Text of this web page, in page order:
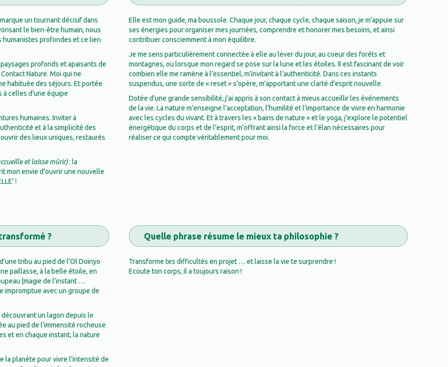
un tournant décisif dans
le bien-être humain, nous
humanistes profondes et ce lien
profonds et apaisants de
Nature. Moi qui ne
habituée des séjours. Et portée
celles d’une équipe
humaines. Inviter à
et à la simplicité des
des lieux uniques, restaurés
et laisse mûrir): la
mon envie d’ouvrir une nouvelle
!
Elle est mon guide, ma boussole. Chaque jour, chaque cycle, chaque saison, je m’appuie sur
ses énergies pour organiser mes journées, comprendre et honorer mes besoins, et ainsi
contribuer consciemment à mon équilibre.
Je me sens particulièrement connectée à elle au lever du jour, au coeur des forêts et
montagnes, ou lorsque mon regard se pose sur la lune et les étoiles. Il est fascinant de voir
combien elle me ramène à l’essentiel, m’invitant à l’authenticité. Dans ces instants
suspendus, une sorte de « reset » s’opère, m’apportant une clarté d’esprit nouvelle.
Dotée d’une grande sensibilité, j’ai appris à son contact à mieux accueillir les événements
de la vie. La nature m’enseigne l’acceptation, l’humilité et l’importance de vivre en harmonie
avec les cycles du vivant. Et à travers les « bains de nature » et le yoga, j’explore le potentiel
énergétique du corps et de l’esprit, m’offrant ainsi la force et l’élan nécessaires pour
réaliser ce qui compte véritablement pour moi.
?
tribu au pied de l’Ol Doinyo
paillasse, à la belle étoile, en
(magie de l’instant …
avec un groupe de
un lagon depuis le
au pied de l’immensité rocheuse
et en chaque instant, la nature
la planète pour vivre l’intensité de
Quelle phrase résume le mieux ta philosophie ?
Transforme tes difficultés en projet … et laisse la vie te surprendre !
Ecoute ton corps, il a toujours raison !